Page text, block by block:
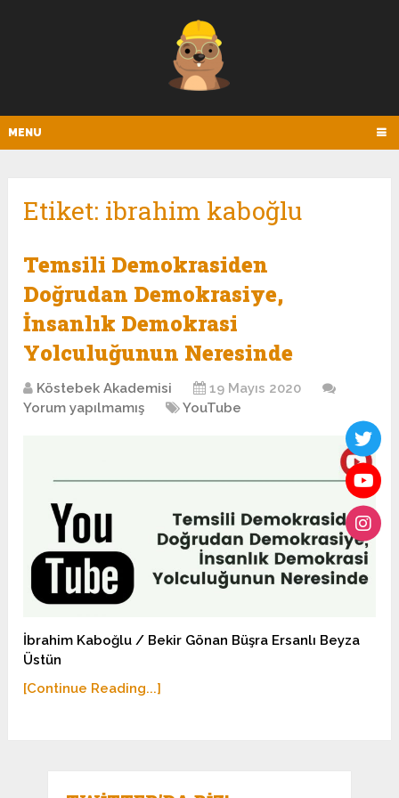
MENU
Etiket: ibrahim kaboğlu
Temsili Demokrasiden
Doğrudan Demokrasiye,
İnsanlık Demokrasi
Yolculuğunun Neresinde
Köstebek Akademisi
19 Mayıs 2020
Yorum yapılmamış
YouTube
İbrahim Kaboğlu / Bekir Gönan Büşra Ersanlı Beyza
Üstün
[Continue Reading...]